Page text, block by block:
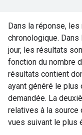
Dans la réponse,
chronologique.
jour, les résultats
fonction du nombre
résultats contient
ayant généré le plus
demandée. La
relatives à la source
vues suivant le plus